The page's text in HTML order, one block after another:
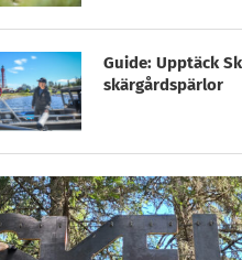
Guide: Upptäck
skärgårdspärlor